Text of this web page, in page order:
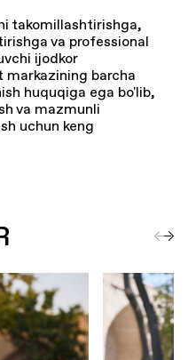
takomillashtirishga,
va professional
ijodkor
markazining barcha
huquqiga ega bo'lib,
va mazmunli
uchun keng